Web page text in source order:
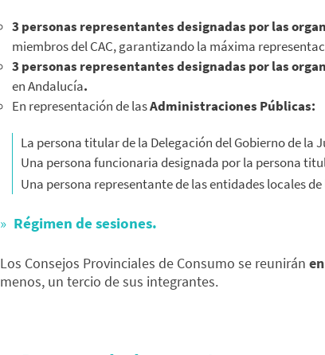
3 personas representantes designadas por las
miembros del CAC, garantizando la máxima
3 personas representantes designadas por las
en Andalucía.
En representación de lasAdministraciones Públicas:
La persona titular de la Delegación del Gobierno de la
Una persona funcionaria designada por la persona
Una persona representante de las entidades locales
Régimen de sesiones.
Los Consejos Provinciales de Consumo se reunirán
menos, un tercio de sus integrantes.